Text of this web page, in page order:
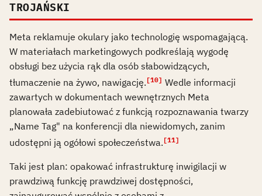
TROJAŃSKI
Meta reklamuje okulary jako technologię wspomagającą.
W materiałach marketingowych podkreślają wygodę
obsługi bez użycia rąk dla osób słabowidzących,
tłumaczenie na żywo, nawigację. [10] Wedle informacji
zawartych w dokumentach wewnętrznych Meta
planowała zadebiutować z funkcją rozpoznawania twarzy
„Name Tag" na konferencji dla niewidomych, zanim
udostępni ją ogółowi społeczeństwa. [11]
Taki jest plan: opakować infrastrukturę inwigilacji w
prawdziwą funkcję prawdziwej dostępności,